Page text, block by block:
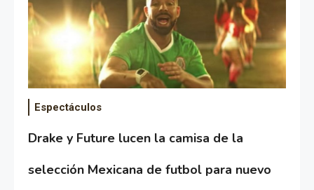
Espectáculos
Drake y Future lucen la camisa de la
selección Mexicana de futbol para nuevo